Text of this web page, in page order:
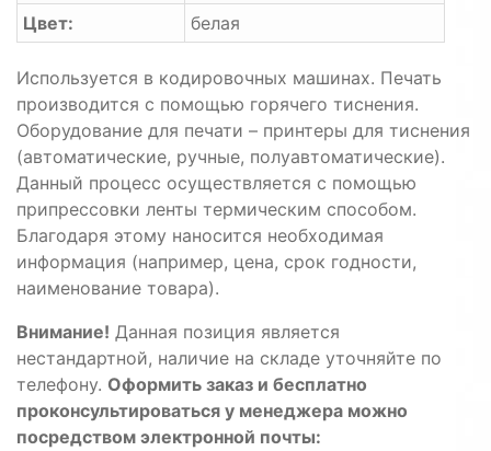
Цвет:
белая
Используется в кодировочных машинах. Печать
производится с помощью горячего тиснения.
Оборудование для печати – принтеры для тиснения
(автоматические, ручные, полуавтоматические).
Данный процесс осуществляется с помощью
припрессовки ленты термическим способом.
Благодаря этому наносится необходимая
информация (например, цена, срок годности,
наименование товара).
Внимание! Данная позиция является
нестандартной, наличие на складе уточняйте по
телефону. Оформить заказ и бесплатно
проконсультироваться у менеджера можно
посредством электронной почты: